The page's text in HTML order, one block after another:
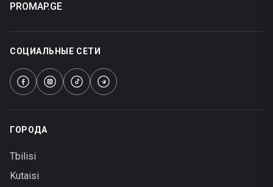
PROMAP.GE
СОЦИАЛЬНЫЕ СЕТИ
ГОРОДА
Tbilisi
Kutaisi